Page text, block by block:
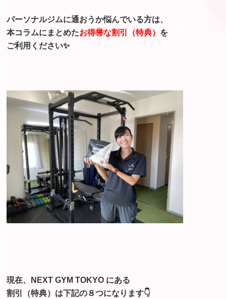
パーソナルジムに通おうか悩んでいる方は、
本コラムにまとめたお得🉐な割引（特典） を
ご利用ください✨
現在、NEXT GYM TOKYO にある
割引（特典）は下記の８つになります👇